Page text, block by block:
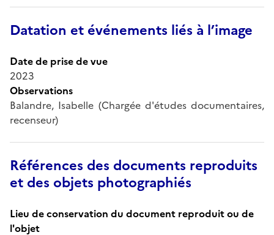
Datation et événements liés à l’image
Date de prise de vue
2023
Observations
Balandre, Isabelle (Chargée d'études documentaires,
recenseur)
Références des documents reproduits
et des objets photographiés
Lieu de conservation du document reproduit ou de
l'objet